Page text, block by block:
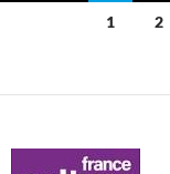
Navigation
articles
1 2